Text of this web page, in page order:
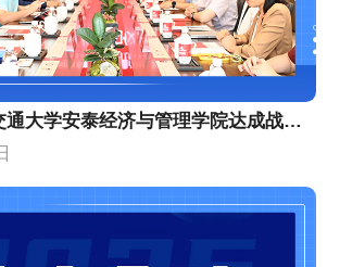
东信云与上海交通大学安泰经济与管理学院达成战略合作